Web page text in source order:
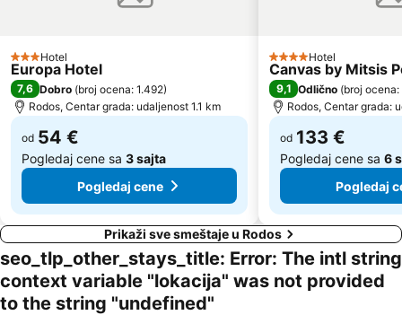
3 Zvezdice
Hotel
Europa Hotel
7,6 Dobro (broj ocena: 1.492)
Rodos, Centar grada: udaljenost 1.1 km
od 54 €
Pogledaj cene sa 3 sajta
Pogledaj cene
4 Zvezdice
Hotel
Canvas by Mitsis
9,1 Odlično (broj ocena:
Rodos, Centar grada:
od 133 €
Pogledaj cene sa 6
Pogledaj
Prikaži sve smeštaje u Rodos
seo_tlp_other_stays_title: Error: The intl string
context variable "lokacija" was not provided
to the string "undefined"